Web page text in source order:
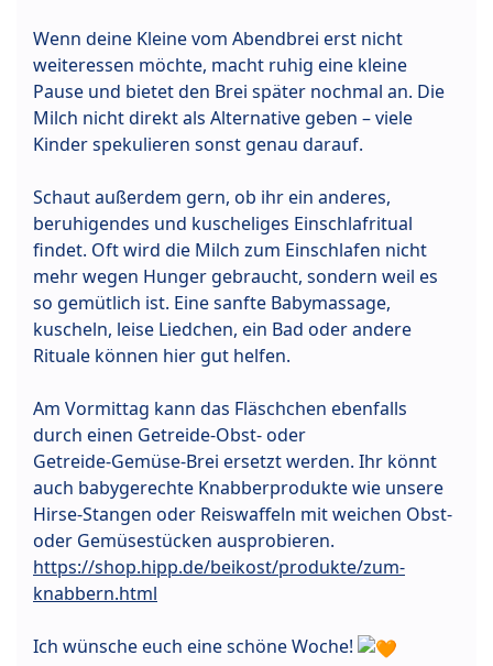
Wenn deine Kleine vom Abendbrei erst nicht
weiteressen möchte, macht ruhig eine kleine
Pause und bietet den Brei später nochmal an. Die
Milch nicht direkt als Alternative geben – viele
Kinder spekulieren sonst genau darauf.
Schaut außerdem gern, ob ihr ein anderes,
beruhigendes und kuscheliges Einschlafritual
findet. Oft wird die Milch zum Einschlafen nicht
mehr wegen Hunger gebraucht, sondern weil es
so gemütlich ist. Eine sanfte Babymassage,
kuscheln, leise Liedchen, ein Bad oder andere
Rituale können hier gut helfen.
Am Vormittag kann das Fläschchen ebenfalls
durch einen Getreide‑Obst‑ oder
Getreide‑Gemüse‑Brei ersetzt werden. Ihr könnt
auch babygerechte Knabberprodukte wie unsere
Hirse-Stangen oder Reiswaffeln mit weichen Obst‑
oder Gemüsestücken ausprobieren.
https://shop.hipp.de/beikost/produkte/zum-
knabbern.html
Ich wünsche euch eine schöne Woche!